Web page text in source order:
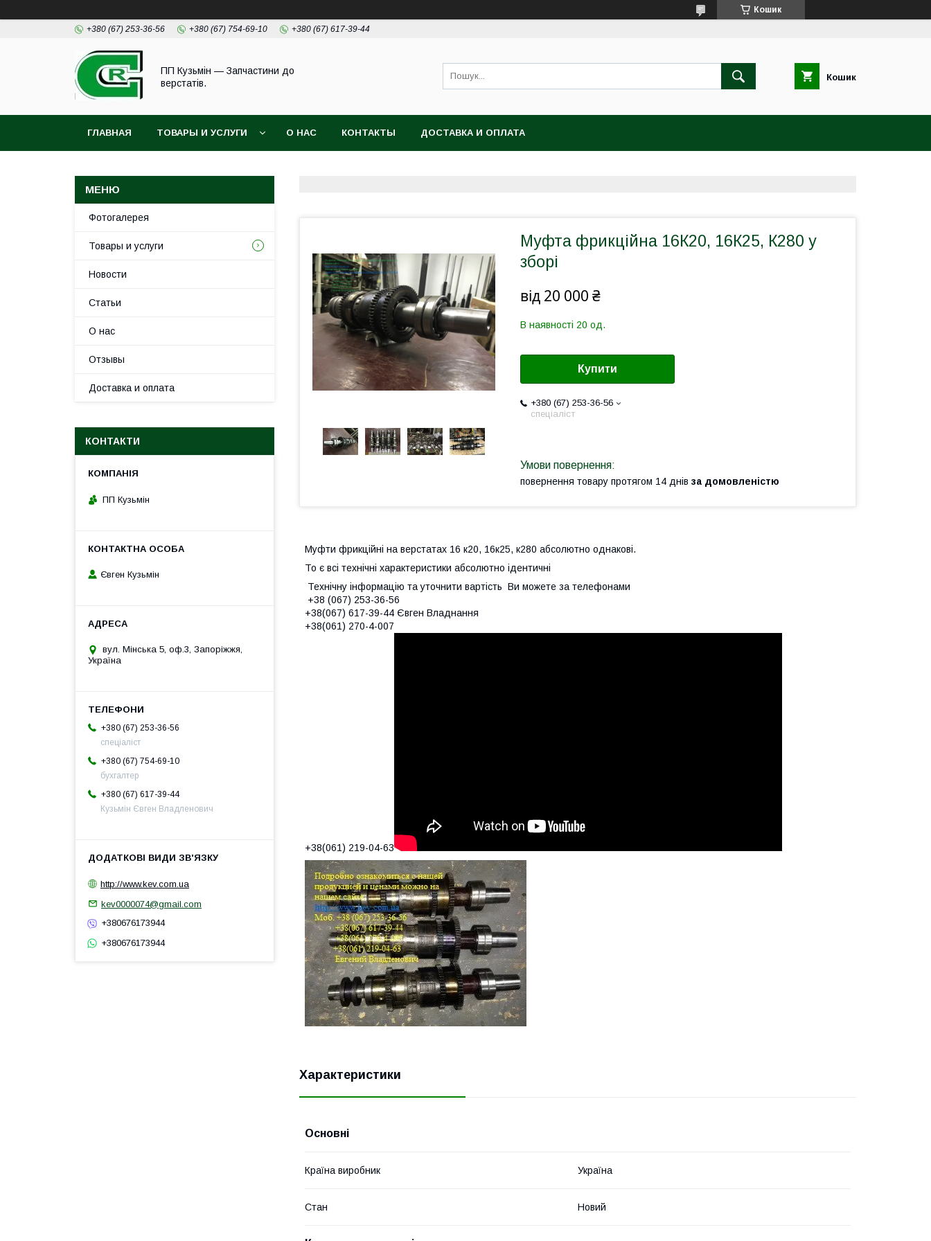
Кошик
+380 (67) 253-36-56 +380 (67) 754-69-10 +380 (67) 617-39-44
ПП Кузьмін — Запчастини до
верстатів.
Кошик
ГЛАВНАЯ ТОВАРЫ И УСЛУГИ О НАС КОНТАКТЫ ДОСТАВКА И ОПЛАТА
Муфта фрикційна 16К20, 16К25, К280 у
зборі
від 20 000 ₴
В наявності 20 од.
Купити
+380 (67) 253-36-56
спеціаліст
повернення товару протягом 14 днів за домовленістю
Муфти фрикційні на верстатах 16 к20, 16к25, к280 абсолютно однакові.
То є всі технічні характеристики абсолютно ідентичні
Технічну інформацію та уточнити вартість Ви можете за телефонами
+38 (067) 253-36-56
+38(067) 617-39-44 Євген Владнання
+38(061) 270-4-007
+38(061) 219-04-63
Характеристики
Основні
Країна виробник Україна
Стан Новий
Фотогалерея
Товары и услуги
Новости
Статьи
О нас
Отзывы
Доставка и оплата
КОНТАКТИ
ПП Кузьмін
Євген Кузьмін
вул. Мінська 5, оф.3, Запоріжжя,
Україна
+380 (67) 253-36-56
спеціаліст
+380 (67) 754-69-10
бухгалтер
+380 (67) 617-39-44
Кузьмін Євген Владленович
http://www.kev.com.ua
kev0000074@gmail.com
+380676173944
+380676173944